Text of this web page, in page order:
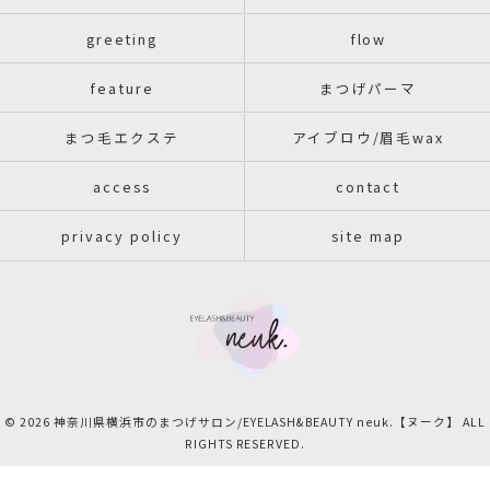
greeting flow
feature まつげパーマ
まつ毛エクステ アイブロウ/眉毛wax
access contact
privacy policy site map
© 2026 神奈川県横浜市のまつげサロン/EYELASH&BEAUTY neuk.【ヌーク】 ALL
RIGHTS RESERVED.